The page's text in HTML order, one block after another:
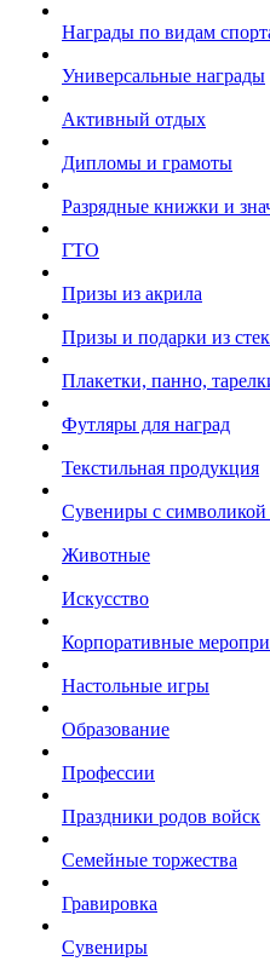
Награды по видам
Универсальные награды
Активный отдых
Дипломы и грамоты
Разрядные книжки и
ГТО
Призы из акрила
Призы и подарки из
Плакетки, панно,
Футляры для наград
Текстильная продукция
Сувениры с символикой
Животные
Искусство
Корпоративные
Настольные игры
Образование
Профессии
Праздники родов войск
Семейные торжества
Гравировка
Сувениры